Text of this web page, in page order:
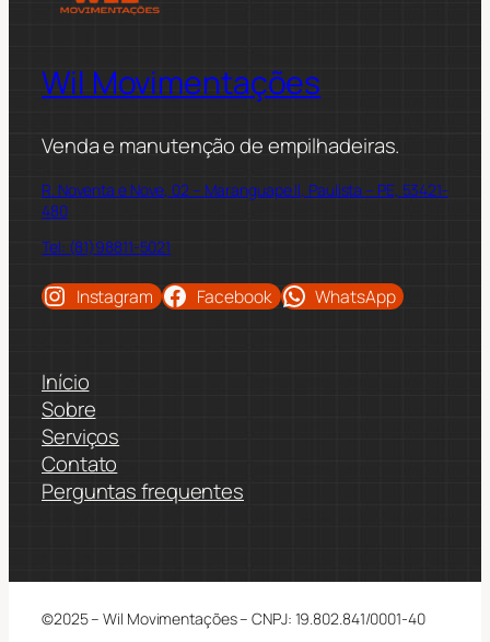
Wil Movimentações
Venda e manutenção de empilhadeiras.
R. Noventa e Nove, 02 – Maranguape II, Paulista – PE, 53421-
480
Tel: (81)98811-5021
Instagram Facebook WhatsApp
Início
Sobre
Serviços
Contato
Perguntas frequentes
©2025 – Wil Movimentações – CNPJ: 19.802.841/0001-40